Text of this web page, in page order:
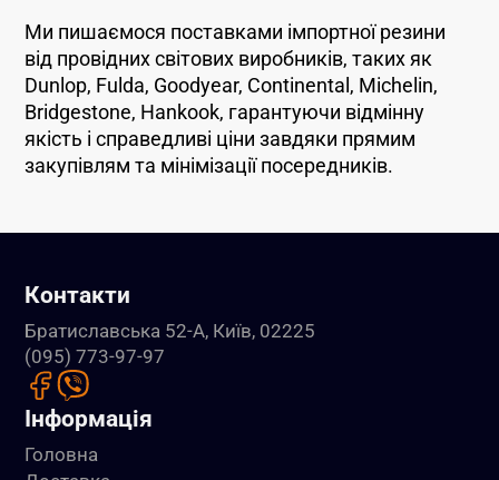
Ми пишаємося поставками імпортної резини
від провідних світових виробників, таких як
Dunlop, Fulda, Goodyear, Continental, Michelin,
Bridgestone, Hankook, гарантуючи відмінну
якість і справедливі ціни завдяки прямим
закупівлям та мінімізації посередників.
Контакти
Братиславська 52-А, Київ, 02225
(095) 773-97-97
Інформація
Головна